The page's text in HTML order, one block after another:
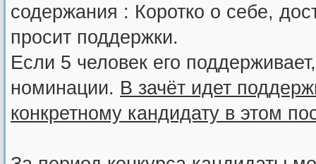
содержания : Коротко о себе,
просит поддержки.
Если 5 человек его
номинации. В зачёт идет
конкретному кандидату в этом